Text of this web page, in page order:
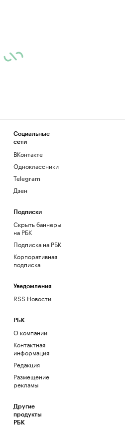
Социальные
сети
ВКонтакте
Одноклассники
Telegram
Дзен
Подписки
Скрыть баннеры
на РБК
Подписка на РБК
Корпоративная
подписка
Уведомления
RSS Новости
РБК
О компании
Контактная
информация
Редакция
Размещение
рекламы
Другие
продукты
РБК